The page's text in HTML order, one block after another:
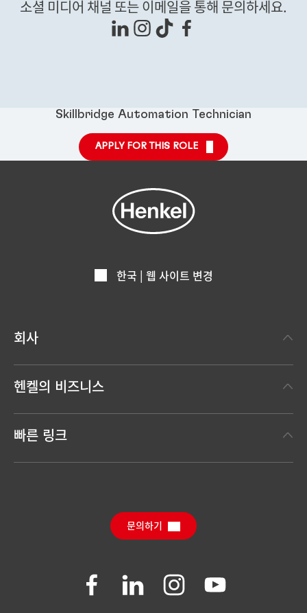
소셜 미디어 채널 또는 이메일을 통해 문의하세요.
Skillbridge Automation Technician
APPLY FOR THIS ROLE
한국 | 웹 사이트 변경
회사
한눈에 보는 헨켈
보도 자료
Sustainable Impact Report(영문)
헨켈의 비즈니스
(Henkel Adhesive Technologies)
헨켈 컨슈머 브랜드
SDS, TDS, RoHS, 제품 정보
빠른 링크
문의하기
Join
Join
on
Join
on
Join
on